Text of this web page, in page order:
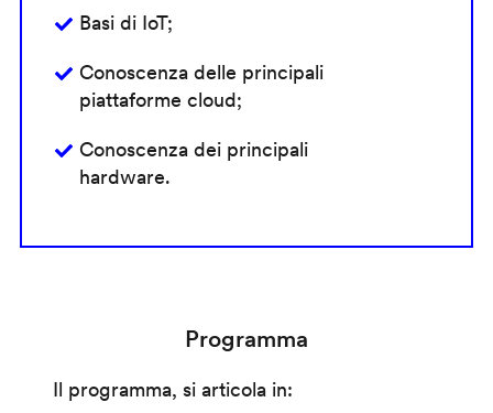
Basi di IoT;
Conoscenza delle principali
piattaforme cloud;
Conoscenza dei principali
hardware.
Programma
Il programma, si articola in: